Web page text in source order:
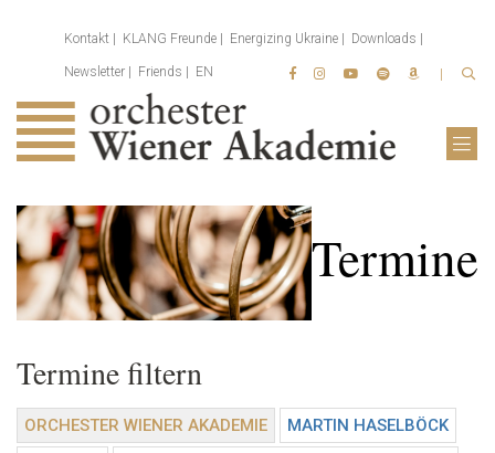
Kontakt KLANG Freunde Energizing Ukraine Downloads
Newsletter Friends EN
Termine
Termine filtern
ORCHESTER WIENER AKADEMIE
MARTIN HASELBÖCK